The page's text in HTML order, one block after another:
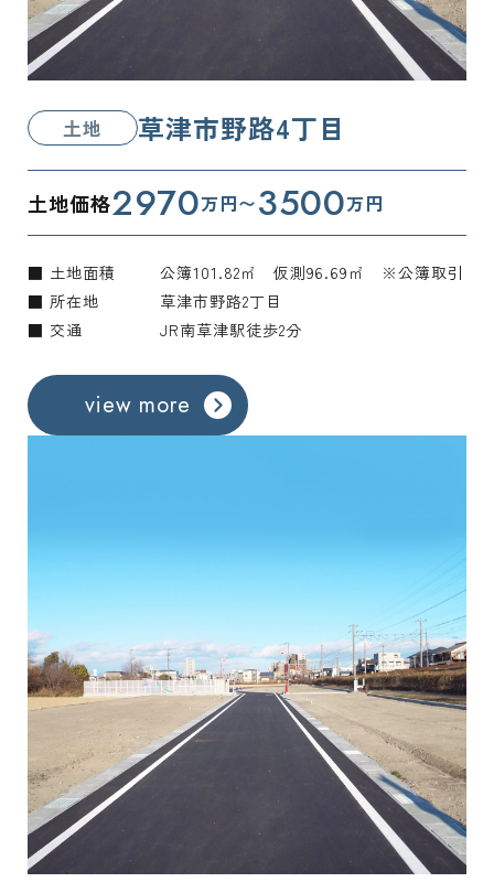
土地 草津市野路4丁目
土地価格2970万円〜3500万円
■ 土地面積
公簿101.82㎡ 仮測96.69㎡ ※公簿取引
■ 所在地
草津市野路2丁目
■ 交通
JR南草津駅徒歩2分
view more